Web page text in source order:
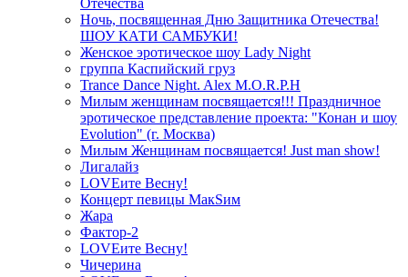
Отечества
Ночь, посвященная Дню Защитника Отечества!
ШОУ КАТИ САМБУКИ!
Женское эротическое шоу Lady Night
группа Каспийский груз
Trance Dance Night. Alex M.O.R.P.H
Милым женщинам посвящается!!! Праздничное
эротическое представление проекта: "Конан и шоу
Evolution" (г. Москва)
Милым Женщинам посвящается! Just man show!
Лигалайз
LOVEите Весну!
Концерт певицы МакSим
Жара
Фактор-2
LOVEите Весну!
Чичерина